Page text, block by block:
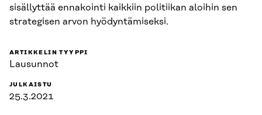
sisällyttää ennakointi kaikkiin politiikan aloihin sen
strategisen arvon hyödyntämiseksi.
ARTIKKELIN TYYPPI
Lausunnot
JULKAISTU
25.3.2021